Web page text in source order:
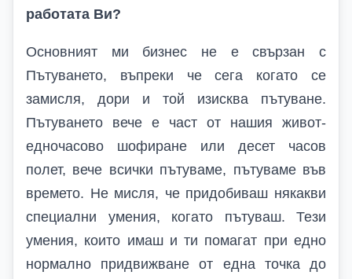
работата Ви?
Основният ми бизнес не е свързан с
Пътуването, въпреки че сега когато се
замисля, дори и той изисква пътуване.
Пътуването вече е част от нашия живот-
едночасово шофиране или десет часов
полет, вече всички пътуваме, пътуваме във
времето. Не мисля, че придобиваш някакви
специални умения, когато пътуваш. Тези
умения, които имаш и ти помагат при едно
нормално придвижване от една точка до